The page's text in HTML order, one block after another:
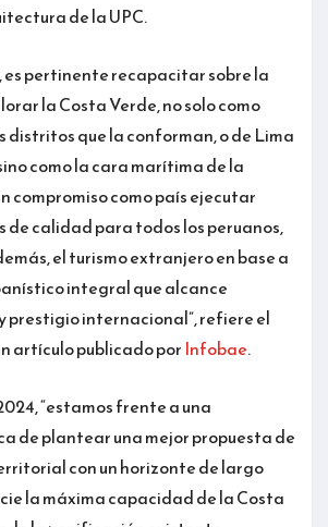
de la UPC.
es pertinente recapacitar sobre la
la Costa Verde, no solo como
distritos que la conforman, o de Lima
como la cara marítima de la
compromiso como país ejecutar
de calidad para todos los peruanos,
el turismo extranjero en base a
integral que alcance
prestigio internacional”, refiere el
artículo publicado por Infobae.
“estamos frente a una
de plantear una mejor propuesta de
con un horizonte de largo
la máxima capacidad de la Costa